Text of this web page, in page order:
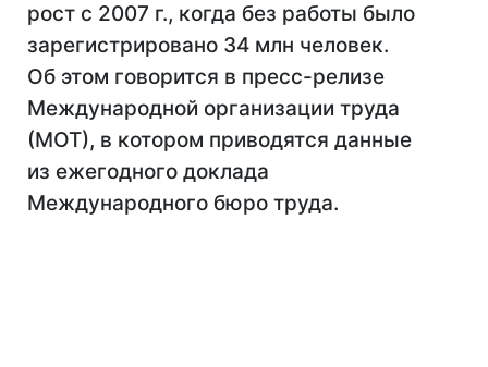
рост с 2007 г., когда без работы было
зарегистрировано 34 млн человек.
Об этом говорится в пресс-релизе
Международной организации труда
(МОТ), в котором приводятся данные
из ежегодного доклада
Международного бюро труда.